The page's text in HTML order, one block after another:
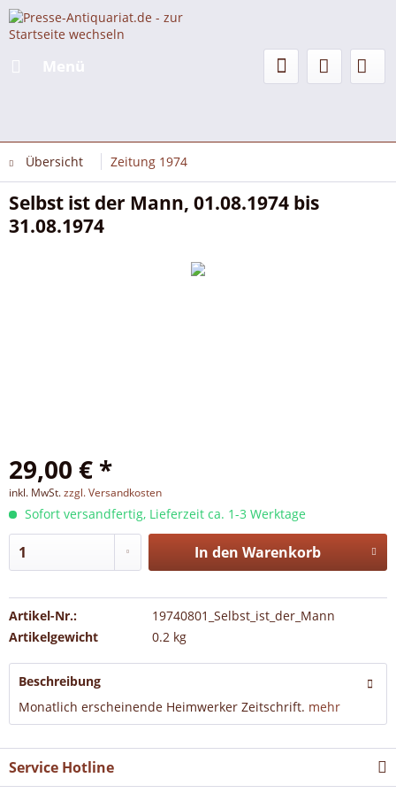
Übersicht Zeitung 1974
Selbst ist der Mann, 01.08.1974 bis
31.08.1974
29,00 € *
inkl. MwSt.zzgl. Versandkosten
Sofort versandfertig, Lieferzeit ca. 1-3 Werktage
In den Warenkorb
Artikel-Nr.:
19740801_Selbst_ist_der_Mann
Artikelgewicht
0.2 kg
Beschreibung
Monatlich erscheinende Heimwerker Zeitschrift. mehr
Service Hotline